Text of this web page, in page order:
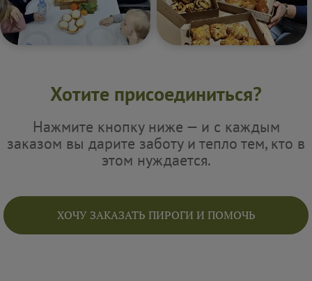
Хотите присоединиться?
Нажмите кнопку ниже — и с каждым
заказом вы дарите заботу и тепло тем, кто в
этом нуждается.
ХОЧУ ЗАКАЗАТЬ ПИРОГИ И ПОМОЧЬ